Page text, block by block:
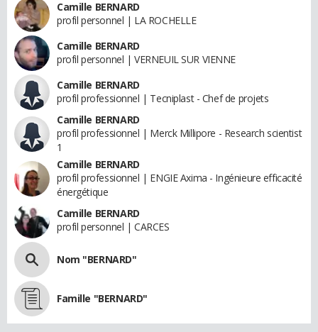
Camille BERNARD
profil personnel | LA ROCHELLE
Camille BERNARD
profil personnel | VERNEUIL SUR VIENNE
Camille BERNARD
profil professionnel | Tecniplast - Chef de projets
Camille BERNARD
profil professionnel | Merck Millipore - Research scientist
1
Camille BERNARD
profil professionnel | ENGIE Axima - Ingénieure efficacité
énergétique
Camille BERNARD
profil personnel | CARCES
Nom "BERNARD"
Famille "BERNARD"